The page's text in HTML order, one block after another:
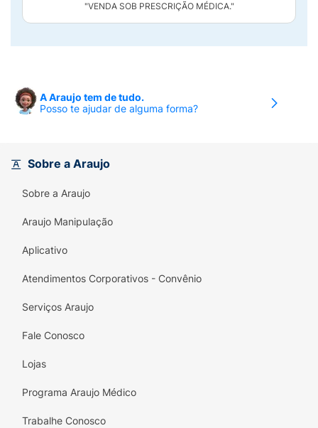
"VENDA SOB PRESCRIÇÃO MÉDICA."
A Araujo tem de tudo.
Posso te ajudar de alguma forma?
Sobre a Araujo
Sobre a Araujo
Araujo Manipulação
Aplicativo
Atendimentos Corporativos - Convênio
Serviços Araujo
Fale Conosco
Lojas
Programa Araujo Médico
Trabalhe Conosco